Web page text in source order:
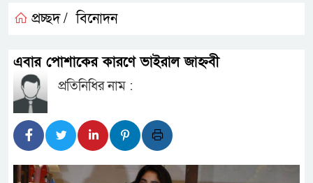
নদী দূষণ রোধে সমন্বিত
ওমানের সঙ্গে ইরানের হরমুজ
প্রচ্ছদ / বিনোদন
এবার পোশাকের কারণে ভাইরাল জাহ্নবী
প্রতিনিধির নাম :